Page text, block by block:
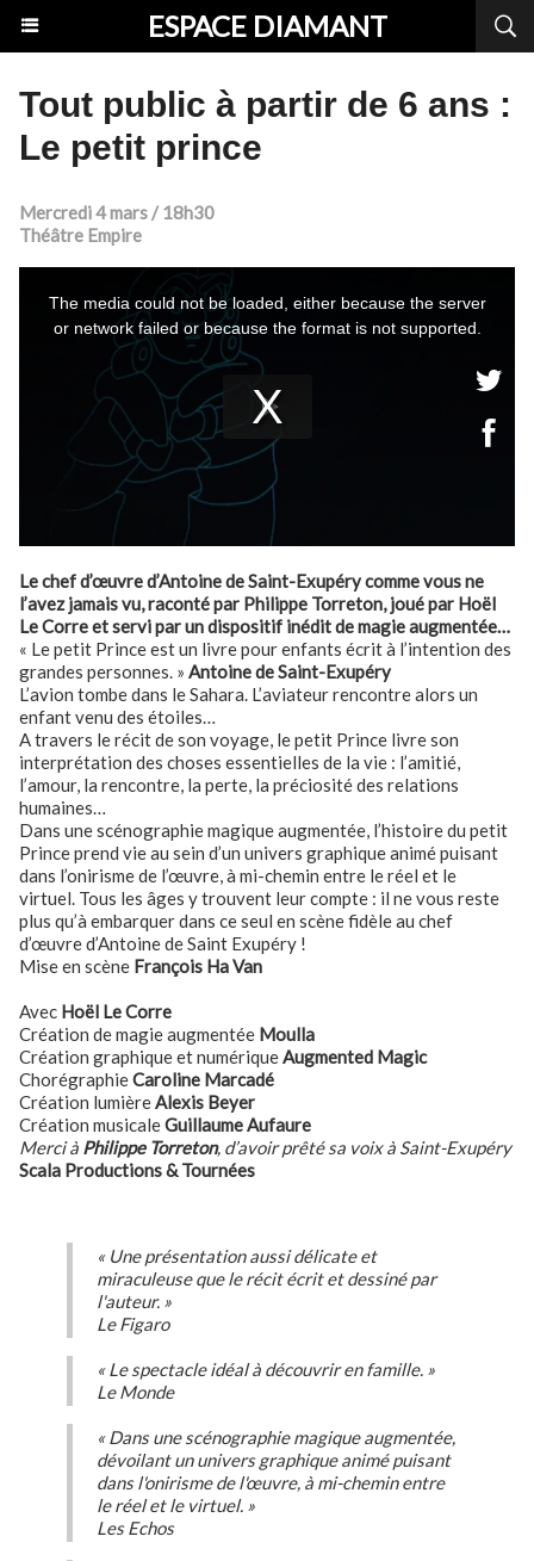
ESPACE DIAMANT
Tout public à partir de 6 ans :
Le petit prince
Mercredi 4 mars / 18h30
Théâtre Empire
Le chef d’œuvre d’Antoine de Saint-Exupéry comme vous ne
l’avez jamais vu, raconté par Philippe Torreton, joué par Hoël
Le Corre et servi par un dispositif inédit de magie augmentée…
« Le petit Prince est un livre pour enfants écrit à l’intention des
grandes personnes. » Antoine de Saint-Exupéry
L’avion tombe dans le Sahara. L’aviateur rencontre alors un
enfant venu des étoiles…
A travers le récit de son voyage, le petit Prince livre son
interprétation des choses essentielles de la vie : l’amitié,
l’amour, la rencontre, la perte, la préciosité des relations
humaines…
Dans une scénographie magique augmentée, l’histoire du petit
Prince prend vie au sein d’un univers graphique animé puisant
dans l’onirisme de l’œuvre, à mi-chemin entre le réel et le
virtuel. Tous les âges y trouvent leur compte : il ne vous reste
plus qu’à embarquer dans ce seul en scène fidèle au chef
d’œuvre d’Antoine de Saint Exupéry !
Mise en scène François Ha Van
Avec Hoël Le Corre
Création de magie augmentée Moulla
Création graphique et numériqueAugmented Magic
ChorégraphieCaroline Marcadé
Création lumièreAlexis Beyer
Création musicaleGuillaume Aufaure
Merci à Philippe Torreton, d’avoir prêté sa voix à Saint-Exupéry
Scala Productions & Tournées
« Une présentation aussi délicate et
miraculeuse que le récit écrit et dessiné par
l'auteur. »
Le Figaro
« Le spectacle idéal à découvrir en famille. »
Le Monde
« Dans une scénographie magique augmentée,
dévoilant un univers graphique animé puisant
dans l'onirisme de l'œuvre, à mi-chemin entre
le réel et le virtuel. »
Les Echos